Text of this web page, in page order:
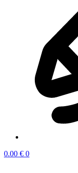
0.00 € 0